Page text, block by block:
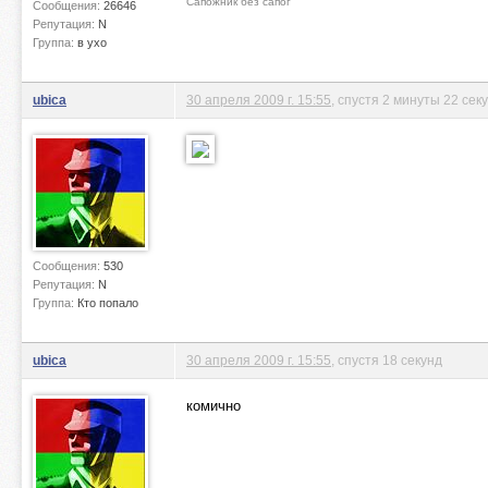
Сообщения: 26646
Репутация: N
Группа: в ухо
ubica
Сообщения: 530
Репутация: N
Группа: Кто попало
30 апреля 2009 г. 15:55 , спустя 2 минуты 22
ubica 30 апреля 2009 г. 15:55 , спустя 18 секунд
комично